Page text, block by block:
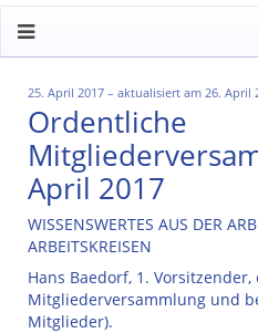
25. April 2017 – aktualisiert am 26. April
Ordentliche
April 2017
WISSENSWERTES AUS DER
ARBEITSKREISEN
Hans Baedorf, 1.
Mitgliederversammlung und
Mitglieder).